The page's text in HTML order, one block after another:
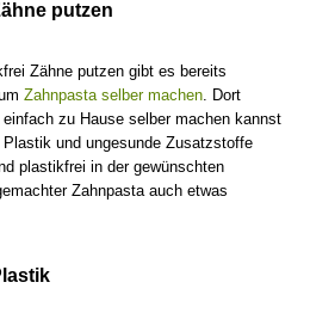
putzen
Zähne putzen gibt es bereits
Zahnpasta selber machen. Dort
zu Hause selber machen kannst
und ungesunde Zusatzstoffe
plastikfrei in der gewünschten
Zahnpasta auch etwas